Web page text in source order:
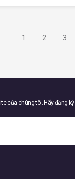
1 2 3
của chúng tôi. Hãy đăng